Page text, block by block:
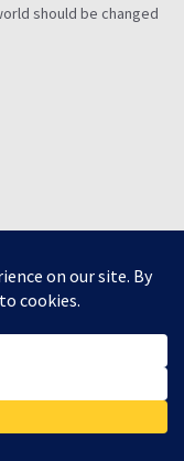
should be changed